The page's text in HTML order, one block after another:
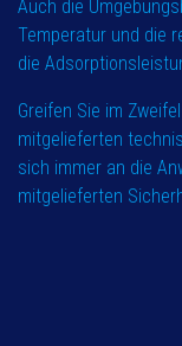
Auch die
Temperatur und die
die
Greifen Sie im
mitgelieferten
sich immer an die
mitgelieferten